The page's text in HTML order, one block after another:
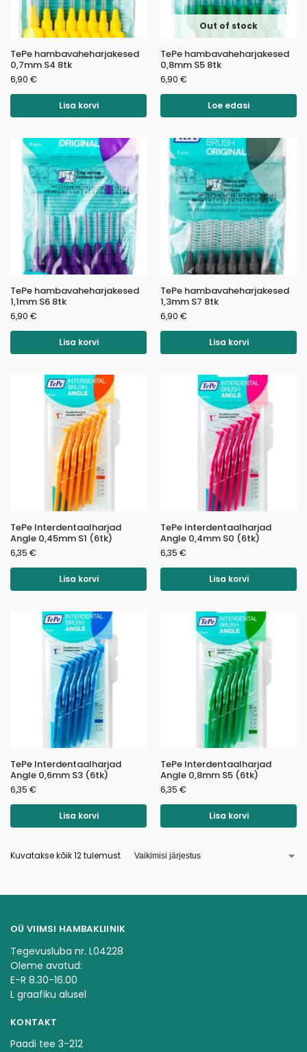
TePe hambavaheharjakesed
0,7mm S4 8tk
6,90 €
Lisa korvi
Out of stock
TePe hambavaheharjakesed
0,8mm S5 8tk
6,90 €
Loe edasi
TePe hambavaheharjakesed
1,1mm S6 8tk
6,90 €
Lisa korvi
TePe hambavaheharjakesed
1,3mm S7 8tk
6,90 €
Lisa korvi
TePe Interdentaalharjad
Angle 0,45mm S1 (6tk)
6,35 €
Lisa korvi
TePe Interdentaalharjad
Angle 0,4mm S0 (6tk)
6,35 €
Lisa korvi
TePe Interdentaalharjad
Angle 0,6mm S3 (6tk)
6,35 €
Lisa korvi
TePe Interdentaalharjad
Angle 0,8mm S5 (6tk)
6,35 €
Lisa korvi
Kuvatakse kõik 12 tulemust
OÜ VIIMSI HAMBAKLIINIK
Tegevusluba nr. L04228
Oleme avatud:
E-R 8.30-16.00
L graafiku alusel
KONTAKT
Paadi tee 3-212